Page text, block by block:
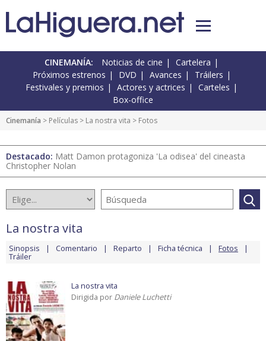
CINEMANÍA: Noticias de cine
Cartelera
Próximos estrenos
DVD Avances
Tráilers
Festivales y premios
Actores y actrices
Carteles
Box-office
Cinemanía > Películas > La nostra vita > Fotos
Destacado: Matt Damon protagoniza 'La odisea' del cineasta
Christopher Nolan
La nostra vita
Sinopsis Comentario Reparto Ficha técnica Fotos
Tráiler
La nostra vita
Dirigida por Daniele Luchetti